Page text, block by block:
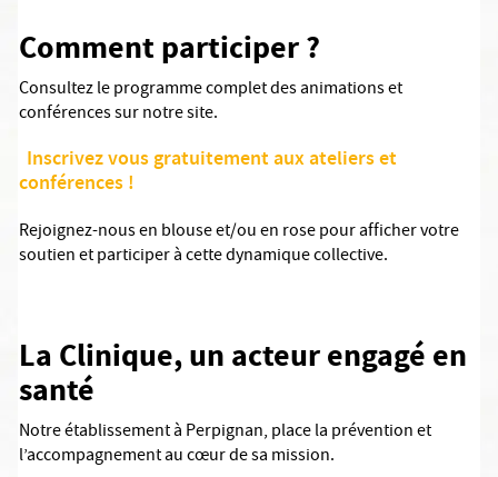
Comment participer ?
Consultez le programme complet des animations et
conférences sur notre site.
Inscrivez vous gratuitement aux ateliers et
conférences !
Rejoignez-nous en blouse et/ou en rose pour afficher votre
soutien et participer à cette dynamique collective.
La Clinique, un acteur engagé en
santé
Notre établissement à Perpignan, place la prévention et
l’accompagnement au cœur de sa mission.